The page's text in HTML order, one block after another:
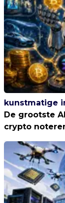
kunstmatige
De grootste
crypto